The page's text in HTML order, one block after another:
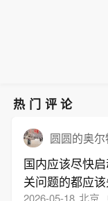
热门评论
圆圆的奥尔
国内应该尽快
关问题的都应